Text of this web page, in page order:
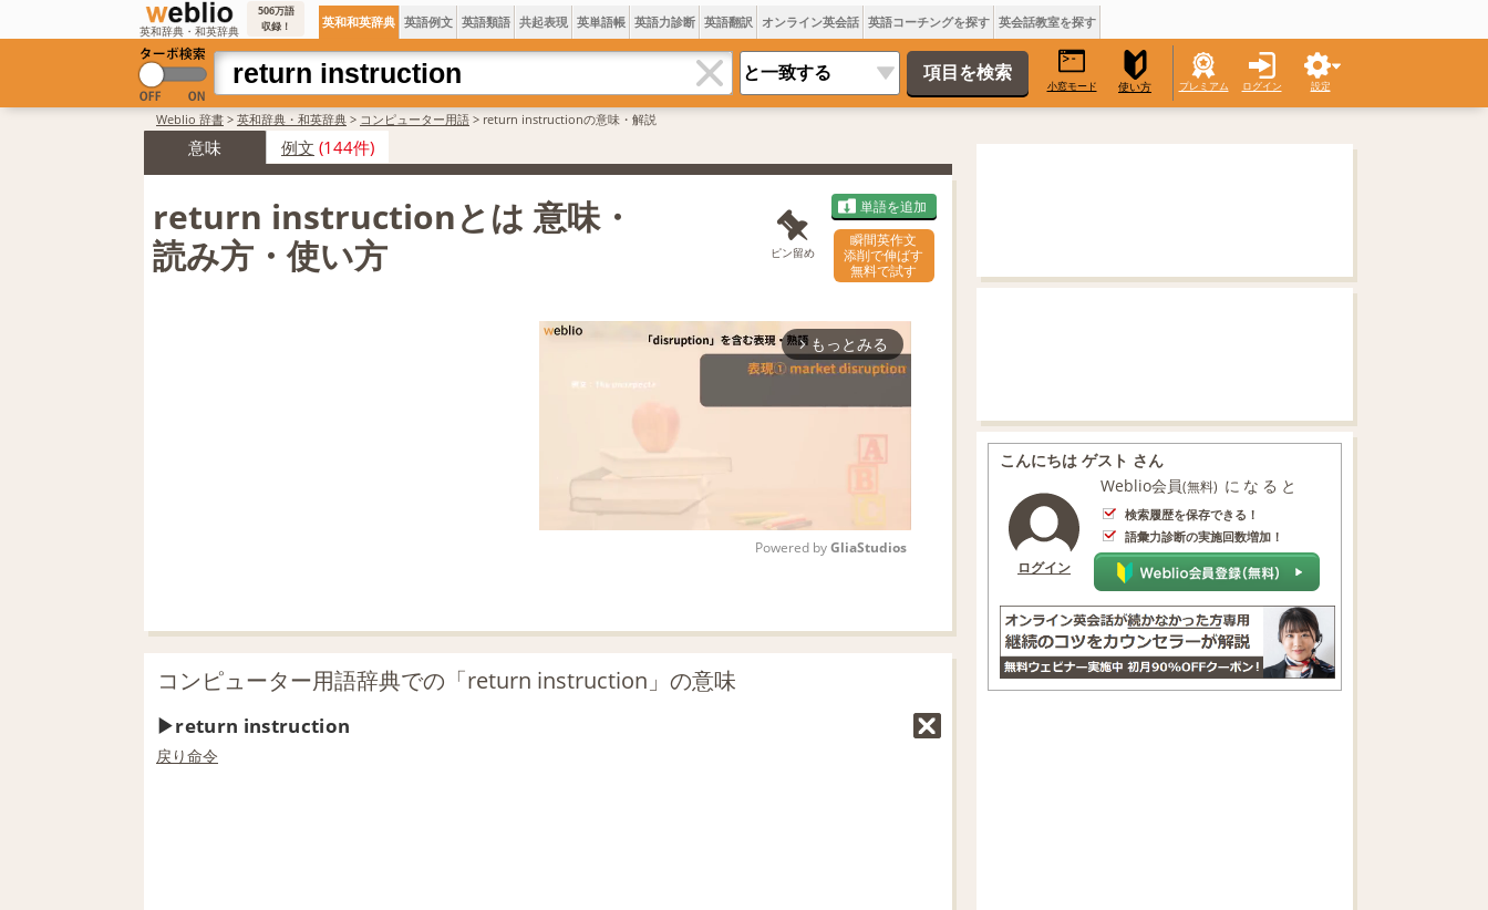
英和辞典・和英辞典
506万語
収録！
英和和英辞典 英語例文 英語類語 共起表現 英単語帳 英語力診断 英語翻訳 オンライン英会話 英語コーチングを探す 英会話教室を探す
小窓モード 使い方 プレミアム ログイン 設定
Weblio 辞書 > 英和辞典・和英辞典 > コンピューター用語 > return instructionの意味・解説
意味 例文 (144件)
return instructionとは 意味・
読み方・使い方
ピン留め
単語を追加
瞬間英作文
添削で伸ばす
無料で試す
arrow_forward_ios もっとみる
Powered by GliaStudios
コンピューター用語辞典での「return instruction」の意味
return instruction
戻り命令
こんにちは ゲスト さん
ログイン
Weblio会員(無料) になると
検索履歴を保存できる！
語彙力診断の実施回数増加！